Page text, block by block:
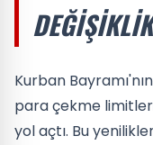
Kurban
para çekme
yol açtı. Bu